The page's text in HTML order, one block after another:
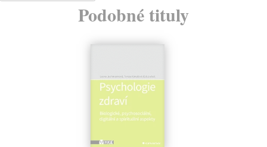
Podobné tituly